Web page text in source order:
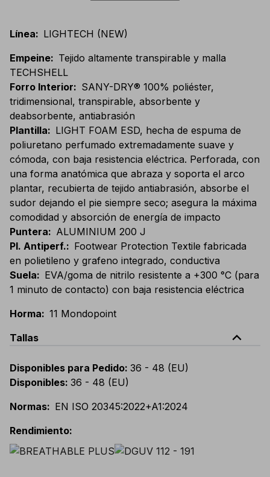
Línea: LIGHTECH (NEW)
Empeine: Tejido altamente transpirable y malla
TECHSHELL
Forro Interior: SANY-DRY® 100% poliéster,
tridimensional, transpirable, absorbente y
deabsorbente, antiabrasión
Plantilla: LIGHT FOAM ESD, hecha de espuma de
poliuretano perfumado extremadamente suave y
cómoda, con baja resistencia eléctrica. Perforada, con
una forma anatómica que abraza y soporta el arco
plantar, recubierta de tejido antiabrasión, absorbe el
sudor dejando el pie siempre seco; asegura la máxima
comodidad y absorción de energía de impacto
Puntera: ALUMINIUM 200 J
Pl. Antiperf.: Footwear Protection Textile fabricada
en polietileno y grafeno integrado, conductiva
Suela: EVA/goma de nitrilo resistente a +300 °C (para
1 minuto de contacto) con baja resistencia eléctrica
Horma: 11 Mondopoint
Tallas
expand_less
Disponibles para Pedido: 36 - 48 (EU)
Disponibles: 36 - 48 (EU)
Normas: EN ISO 20345:2022+A1:2024
Rendimiento: